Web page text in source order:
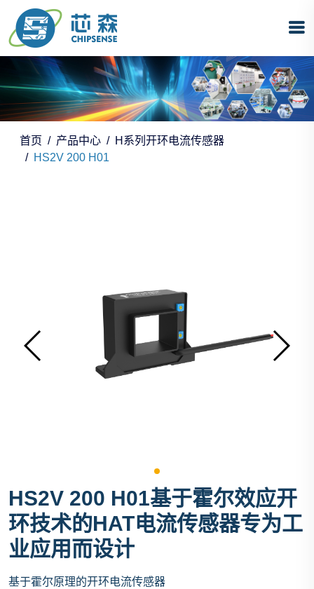
首页 产品中心
H系列开环电流传感器
HS2V 200 H01
HS2V 200 H01基于霍尔效应开
环技术的HAT电流传感器专为工
业应用而设计
基于霍尔原理的开环电流传感器